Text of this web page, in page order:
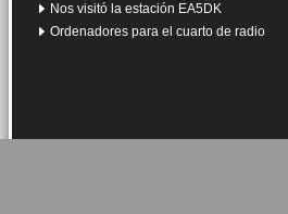
Nos visitó la estación EA5DK
Ordenadores para el cuarto de radio